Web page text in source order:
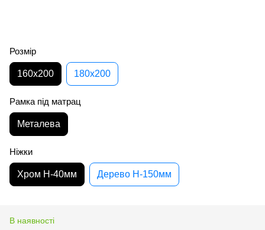
Розмір
160х200 180х200
Рамка під матрац
Металева
Ніжки
Хром H-40мм Дерево H-150мм
В наявності